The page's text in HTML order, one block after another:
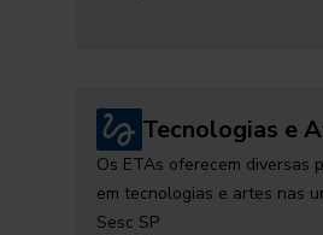
Tecnologias e
Os ETAs oferecem diversas
em tecnologias e artes nas
Sesc SP